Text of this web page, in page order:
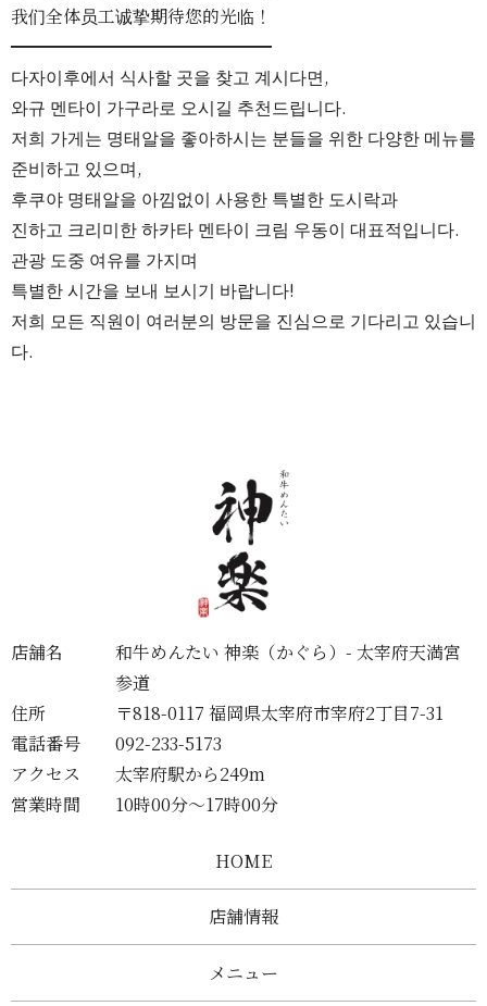
我们全体员工诚挚期待您的光临！
━━━━━━━━━━━━━━━
다자이후에서 식사할 곳을 찾고 계시다면,
와규 멘타이 가구라로 오시길 추천드립니다.
저희 가게는 명태알을 좋아하시는 분들을 위한 다양한 메뉴를
준비하고 있으며,
후쿠야 명태알을 아낌없이 사용한 특별한 도시락과
진하고 크리미한 하카타 멘타이 크림 우동이 대표적입니다.
관광 도중 여유를 가지며
특별한 시간을 보내 보시기 바랍니다!
저희 모든 직원이 여러분의 방문을 진심으로 기다리고 있습니
다.
店舗名
和牛めんたい 神楽（かぐら）- 太宰府天満宮
参道
住所
〒818-0117 福岡県太宰府市宰府2丁目7-31
電話番号
092-233-5173
アクセス
太宰府駅から249m
営業時間
10時00分～17時00分
HOME
店舗情報
メニュー